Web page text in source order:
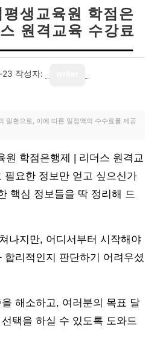
생교육원 학점은
원격교육 수강료
23 작성자:
일환으로, 이에 따른 일정액의 수수료를 제공
원 학점은행제 | 리더스 원격교
필요한 정보만 얻고 싶으신가
핵심 정보들을 딱 정리해 드
나지만, 어디서부터 시작해야
합리적인지 판단하기 어려우셨
해소하고, 여러분의 목표 달
택을 하실 수 있도록 도와드